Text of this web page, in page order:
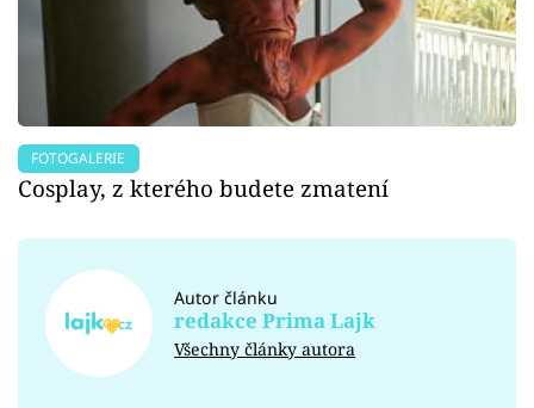
FOTOGALERIE
Cosplay, z kterého budete zmatení
Autor článku
redakce Prima Lajk
Všechny články autora